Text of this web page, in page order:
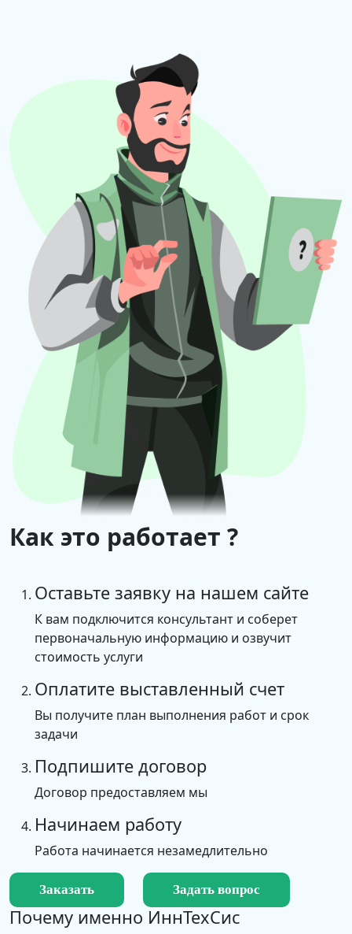
Внесенные изменения будут
сохранены и можно закрыть окно со
свойствами системы. Пользователю
отобразиться два варианта:
перезагрузить компьютер сейчас или
потом. После перезапуска устройства
компьютер будет соединен с доменом.
Алгоритм действий практически одинаковый для
всех версий Windows. Некоторые этапы могут
отличаться, но главное – понять суть и
следовать основным правилам. По некоторым
причинам компьютер через какое-то время
может выпасть из домена. В таком случае
авторизация работать не будет, поэтому
пользователю будет необходимо войти в
систему как локальный администратор, открыть
«Параметры системы», затем вкладку «Имя
компьютера», где отметить, что компьютер
является членом рабочей группы. Дальше нужно
перезагрузить устройство и снова повторить
соединение с доменом, а затем перезагрузить
Как это работает ?
Оставьте заявку на нашем сайте
К вам подключится консультант и соберет
первоначальную информацию и озвучит
стоимость услуги
Оплатите выставленный счет
Вы получите план выполнения работ и срок
задачи
Подпишите договор
Договор предоставляем мы
Начинаем работу
Работа начинается незамедлительно
Заказать Задать вопрос
Почему именно ИннТехСис